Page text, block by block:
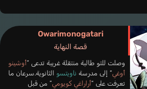
Owarimonogatari
قصة النهاية
وصلت للتو طالبة منتقلة غريبة تدعى “أوشينو
أوغي” إلى مدرسة ناويتسو الثانوية.سرعان ما
تعرفت على “أراراغي كويومي” من قبل